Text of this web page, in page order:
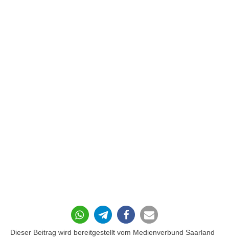
13
Dieser Beitrag wird bereitgestellt vom Medienverbund Saarland